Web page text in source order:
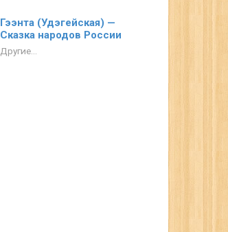
Гээнта (Удэгейская) —
Сказка народов России
Другие...